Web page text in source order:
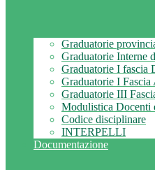
Graduatorie
Graduatorie Interne
Graduatorie I fascia
Graduatorie I Fascia
Graduatorie III
Modulistica Docenti
Codice disciplinare
INTERPELLI
Documentazione